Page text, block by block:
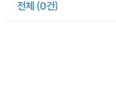
전체 (0건)